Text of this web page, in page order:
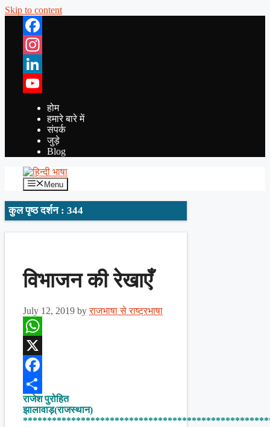
Skip to content
Facebook
Instagram
LinkedIn
YouTube
होम
हमारे बारे में
संपर्क
जुड़े
Blog
Menu
कुल पृष्ठ दर्शन : 344
विभाजन की रेखाएँ
July 12, 2019 byराजभाषा से राष्ट्रभाषा
WhatsApp
X
Facebook
Share
राजेश पुरोहित
झालावाड़(राजस्थान)